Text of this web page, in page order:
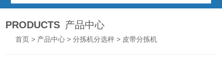
PRODUCTS 产品中心
首页 > 产品中心 >分拣机分选秤 > 皮带分拣机